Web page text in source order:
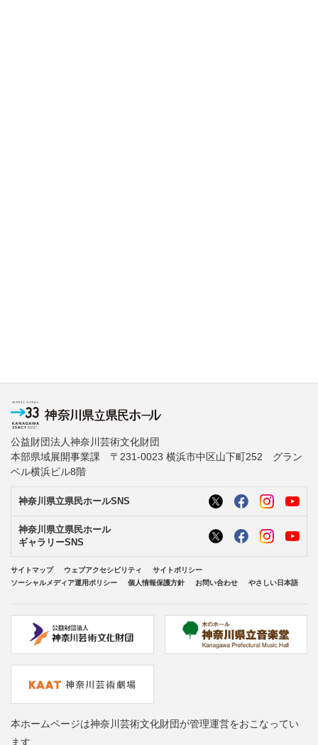
公益財団法人神奈川芸術文化財団
本部県域展開事業課 〒231-0023 横浜市中区山下町252 グラン
ベル横浜ビル8階
神奈川県立県民ホールSNS
神奈川県立県民ホール
ギャラリーSNS
サイトマップ ウェブアクセシビリティ
サイトポリシー
ソーシャルメディア運用ポリシー
個人情報保護方針 お問い合わせ やさしい日本語
本ホームページは神奈川芸術文化財団が管理運営をおこなってい
ます